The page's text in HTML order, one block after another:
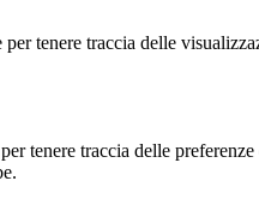
tenere traccia delle
tenere traccia delle